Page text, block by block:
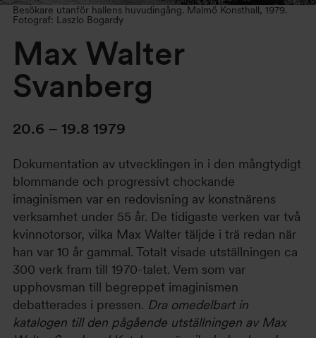
Besökare utanför hallens huvudingång. Malmö Konsthall, 1979.
Fotograf: Laszlo Bogardy
Max Walter
Svanberg
20.6 – 19.8 1979
Dokumentation av utvecklingen in i den mångtydigt
blommande och progressivt chockande
imaginismen var en redovisning av konstnärens
verksamhet under 55 år. De tidigaste verken var två
kvinnotorsor, vilka Max Walter täljde i trä redan när
han var 10 år gammal. Totalt visade utställningen ca
300 verk fram till 1970-talet. Vem som var
upphovsman till begreppet imaginismen
debatterades i pressen. Dra omedelbart in
katalogen till den pågående utställningen av Max